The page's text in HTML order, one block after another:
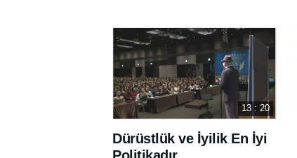
13 : 20
Dürüstlük ve İyilik En İyi